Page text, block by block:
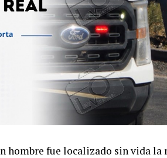
hombre fue localizado sin vida la